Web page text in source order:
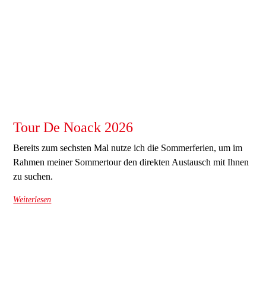
Tour De Noack 2026
Bereits zum sechsten Mal nutze ich die Sommerferien, um im
Rahmen meiner Sommertour den direkten Austausch mit Ihnen
zu suchen.
Weiterlesen